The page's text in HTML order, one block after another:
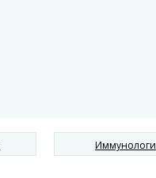
Иммунологи